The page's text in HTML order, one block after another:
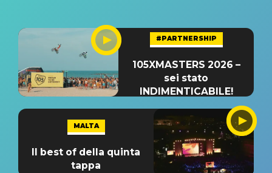
#PARTNERSHIP
105XMASTERS 2026 –
sei stato
INDIMENTICABILE!
MALTA
Il best of della quinta
tappa